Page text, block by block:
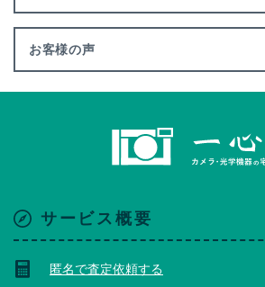
お客様の声
サービス概要
匿名で査定依頼する